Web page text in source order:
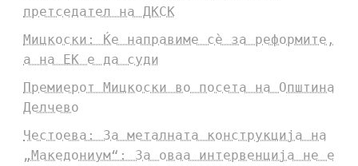
претседател на ДКСК
Мицкоски: Ќе направиме сè за реформите,
а на ЕК е да суди
Премиерот Мицкоски во посета на Општина
Делчево
Честоева: За металната конструкција на
„Македониум“: За оваа интервенција не е